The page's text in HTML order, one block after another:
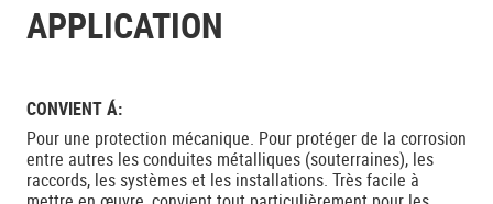
APPLICATION
CONVIENT Á:
Pour une protection mécanique. Pour protéger de la corrosion
entre autres les conduites métalliques (souterraines), les
raccords, les systèmes et les installations. Très facile à